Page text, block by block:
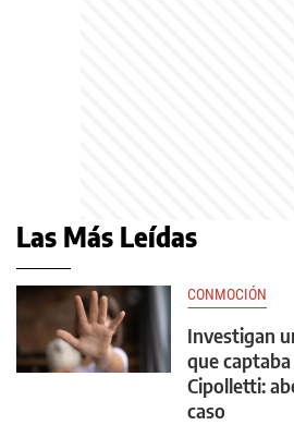
Las Más Leídas
CONMOCIÓN
Investigan
que
Cipolletti:
caso